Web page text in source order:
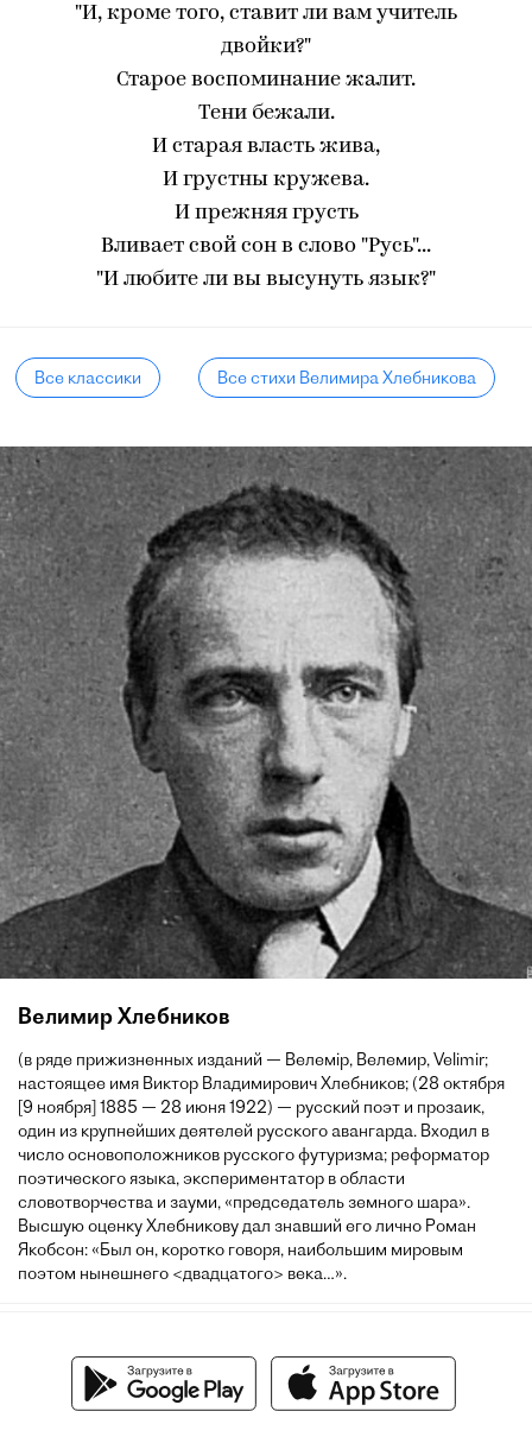
"И, кроме того, ставит ли вам учитель
двойки?"
Старое воспоминание жалит.
Тени бежали.
И старая власть жива,
И грустны кружева.
И прежняя грусть
Вливает свой сон в слово "Русь"...
"И любите ли вы высунуть язык?"
Все классики Все стихи Велимира Хлебникова
Велимир Хлебников
(в ряде прижизненных изданий — Велемір, Велемир, Velimir;
настоящее имя Виктор Владимирович Хлебников; (28 октября
[9 ноября] 1885 — 28 июня 1922) — русский поэт и прозаик,
один из крупнейших деятелей русского авангарда. Входил в
число основоположников русского футуризма; реформатор
поэтического языка, экспериментатор в области
словотворчества и зауми, «председатель земного шара».
Высшую оценку Хлебникову дал знавший его лично Роман
Якобсон: «Был он, коротко говоря, наибольшим мировым
поэтом нынешнего <двадцатого> века…».